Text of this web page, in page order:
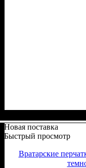
Новая поставка
Быстрый просмотр
Вратарские